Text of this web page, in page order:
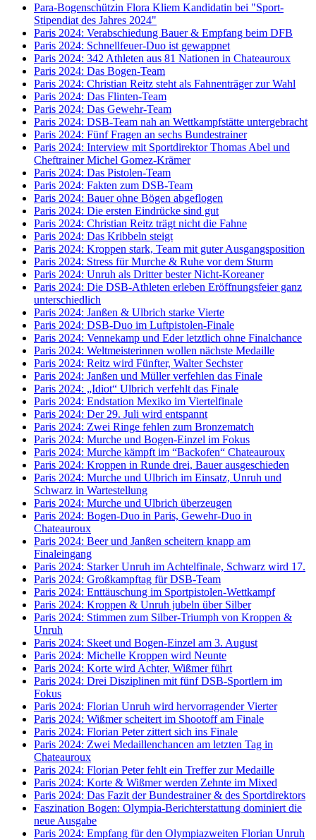
Para-Bogenschützin Flora Kliem Kandidatin bei "Sport-
Stipendiat des Jahres 2024"
Paris 2024: Verabschiedung Bauer & Empfang beim DFB
Paris 2024: Schnellfeuer-Duo ist gewappnet
Paris 2024: 342 Athleten aus 81 Nationen in Chateauroux
Paris 2024: Das Bogen-Team
Paris 2024: Christian Reitz steht als Fahnenträger zur Wahl
Paris 2024: Das Flinten-Team
Paris 2024: Das Gewehr-Team
Paris 2024: DSB-Team nah an Wettkampfstätte untergebracht
Paris 2024: Fünf Fragen an sechs Bundestrainer
Paris 2024: Interview mit Sportdirektor Thomas Abel und
Cheftrainer Michel Gomez-Krämer
Paris 2024: Das Pistolen-Team
Paris 2024: Fakten zum DSB-Team
Paris 2024: Bauer ohne Bögen abgeflogen
Paris 2024: Die ersten Eindrücke sind gut
Paris 2024: Christian Reitz trägt nicht die Fahne
Paris 2024: Das Kribbeln steigt
Paris 2024: Kroppen stark, Team mit guter Ausgangsposition
Paris 2024: Stress für Murche & Ruhe vor dem Sturm
Paris 2024: Unruh als Dritter bester Nicht-Koreaner
Paris 2024: Die DSB-Athleten erleben Eröffnungsfeier ganz
unterschiedlich
Paris 2024: Janßen & Ulbrich starke Vierte
Paris 2024: DSB-Duo im Luftpistolen-Finale
Paris 2024: Vennekamp und Eder letztlich ohne Finalchance
Paris 2024: Weltmeisterinnen wollen nächste Medaille
Paris 2024: Reitz wird Fünfter, Walter Sechster
Paris 2024: Janßen und Müller verfehlen das Finale
Paris 2024: „Idiot“ Ulbrich verfehlt das Finale
Paris 2024: Endstation Mexiko im Viertelfinale
Paris 2024: Der 29. Juli wird entspannt
Paris 2024: Zwei Ringe fehlen zum Bronzematch
Paris 2024: Murche und Bogen-Einzel im Fokus
Paris 2024: Murche kämpft im “Backofen“ Chateauroux
Paris 2024: Kroppen in Runde drei, Bauer ausgeschieden
Paris 2024: Murche und Ulbrich im Einsatz, Unruh und
Schwarz in Wartestellung
Paris 2024: Murche und Ulbrich überzeugen
Paris 2024: Bogen-Duo in Paris, Gewehr-Duo in
Chateauroux
Paris 2024: Beer und Janßen scheitern knapp am
Finaleingang
Paris 2024: Starker Unruh im Achtelfinale, Schwarz wird 17.
Paris 2024: Großkampftag für DSB-Team
Paris 2024: Enttäuschung im Sportpistolen-Wettkampf
Paris 2024: Kroppen & Unruh jubeln über Silber
Paris 2024: Stimmen zum Silber-Triumph von Kroppen &
Unruh
Paris 2024: Skeet und Bogen-Einzel am 3. August
Paris 2024: Michelle Kroppen wird Neunte
Paris 2024: Korte wird Achter, Wißmer führt
Paris 2024: Drei Disziplinen mit fünf DSB-Sportlern im
Fokus
Paris 2024: Florian Unruh wird hervorragender Vierter
Paris 2024: Wißmer scheitert im Shootoff am Finale
Paris 2024: Florian Peter zittert sich ins Finale
Paris 2024: Zwei Medaillenchancen am letzten Tag in
Chateauroux
Paris 2024: Florian Peter fehlt ein Treffer zur Medaille
Paris 2024: Korte & Wißmer werden Zehnte im Mixed
Paris 2024: Das Fazit der Bundestrainer & des Sportdirektors
Faszination Bogen: Olympia-Berichterstattung dominiert die
neue Ausgabe
Paris 2024: Empfang für den Olympiazweiten Florian Unruh